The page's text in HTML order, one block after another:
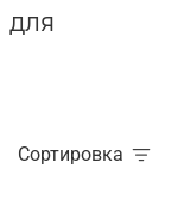
Сортировка